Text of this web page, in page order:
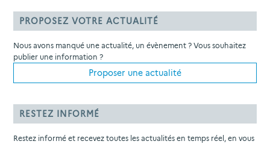
PROPOSEZ VOTRE ACTUALITÉ
Nous avons manqué une actualité, un évènement ? Vous souhaitez
publier une information ?
Proposer une actualité
RESTEZ INFORMÉ
Restez informé et recevez toutes les actualités en temps réel, en vous